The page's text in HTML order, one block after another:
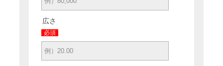
広さ
必須